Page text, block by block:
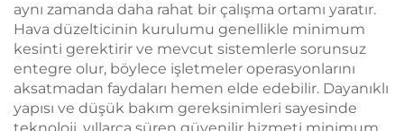
aynı zamanda daha rahat bir çalışma ortamı yaratır.
Hava düzelticinin kurulumu genellikle minimum
kesinti gerektirir ve mevcut sistemlerle sorunsuz
entegre olur, böylece işletmeler operasyonlarını
aksatmadan faydaları hemen elde edebilir. Dayanıklı
yapısı ve düşük bakım gereksinimleri sayesinde